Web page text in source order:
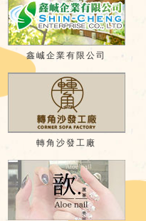
鑫峸企業有限公司
轉角沙發工廠